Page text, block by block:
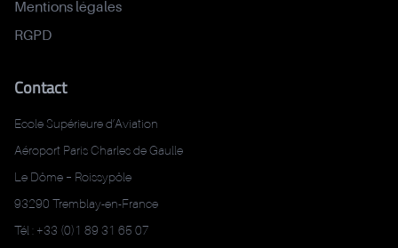
Mentions légales
RGPD
Contact
Ecole Supérieure d’Aviation
Aéroport Paris Charles de Gaulle
Le Dôme – Roissypôle
93290 Tremblay-en-France
Tél : +33 (0)1 89 31 65 07